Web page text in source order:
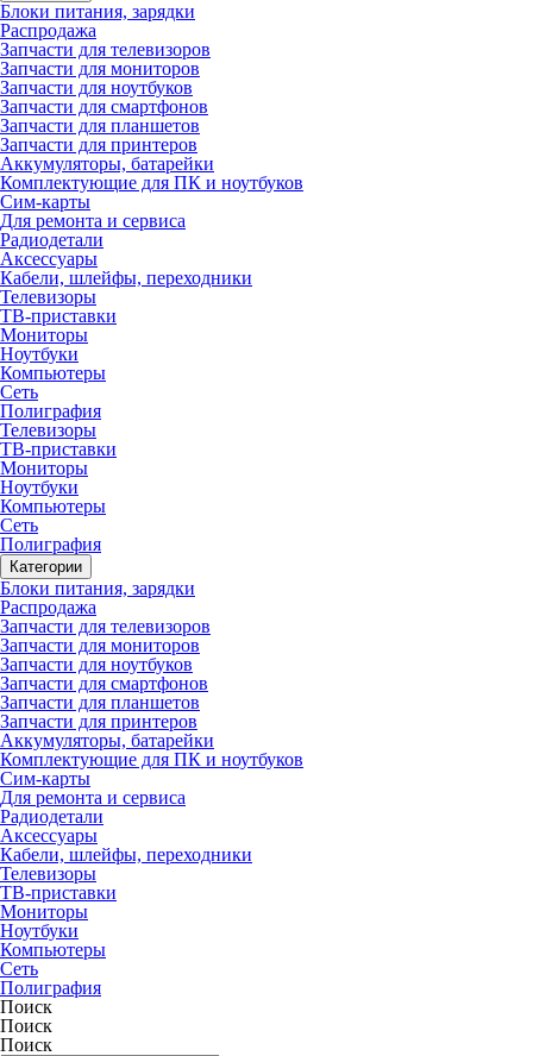
Блоки питания, зарядки
Распродажа
Запчасти для телевизоров
Запчасти для мониторов
Запчасти для ноутбуков
Запчасти для смартфонов
Запчасти для планшетов
Запчасти для принтеров
Аккумуляторы, батарейки
Комплектующие для ПК и ноутбуков
Сим-карты
Для ремонта и сервиса
Радиодетали
Аксессуары
Кабели, шлейфы, переходники
Телевизоры
ТВ-приставки
Мониторы
Ноутбуки
Компьютеры
Сеть
Полиграфия
Телевизоры
ТВ-приставки
Мониторы
Ноутбуки
Компьютеры
Сеть
Полиграфия
Категории
Блоки питания, зарядки
Распродажа
Запчасти для телевизоров
Запчасти для мониторов
Запчасти для ноутбуков
Запчасти для смартфонов
Запчасти для планшетов
Запчасти для принтеров
Аккумуляторы, батарейки
Комплектующие для ПК и ноутбуков
Сим-карты
Для ремонта и сервиса
Радиодетали
Аксессуары
Кабели, шлейфы, переходники
Телевизоры
ТВ-приставки
Мониторы
Ноутбуки
Компьютеры
Сеть
Полиграфия
Поиск
Поиск
Поиск